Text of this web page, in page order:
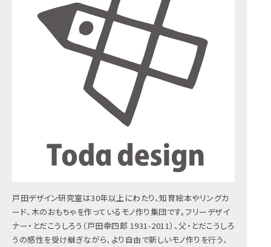
戸田デザイン研究室は30年以上にわたり、知育絵本やリングカ
ード、木のおもちゃを作っているモノ作り集団です。フリーデザイ
ナー・とだこうしろう（戸田幸四郎 1931-2011）、父・とだこうしろ
うの感性を受け継ぎながら、より自由で新しいモノ作りを行う、